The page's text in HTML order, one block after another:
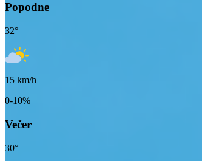
Popodne
32°
15 km/h
0-10%
Večer
30°